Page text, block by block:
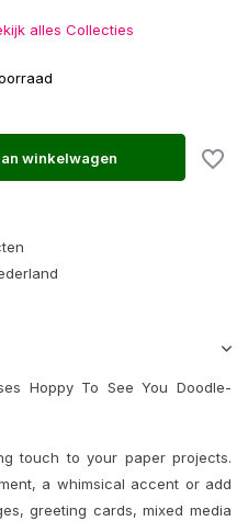
alles Collecties
winkelwagen
Hoppy To See You Doodle-
touch to your paper projects.
a whimsical accent or add
greeting cards, mixed media